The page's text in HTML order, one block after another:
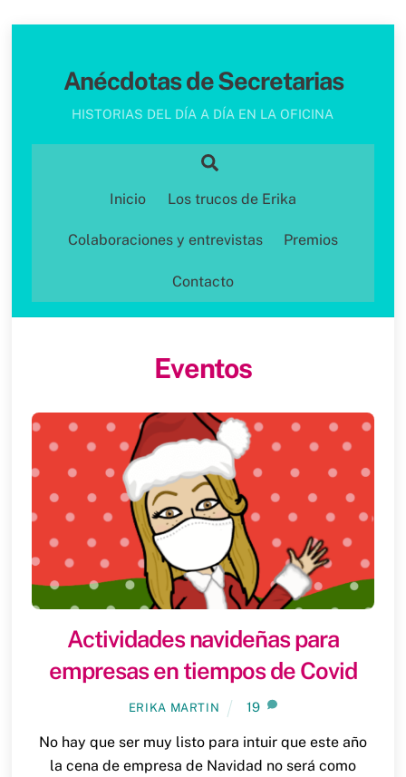
Anécdotas de Secretarias
HISTORIAS DEL DÍA A DÍA EN LA OFICINA
Inicio Los trucos de Erika
Colaboraciones y entrevistas Premios
Contacto
Eventos
Actividades navideñas para
empresas en tiempos de Covid
ERIKA MARTIN 19
No hay que ser muy listo para intuir que este año
la cena de empresa de Navidad no será como